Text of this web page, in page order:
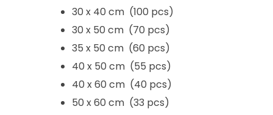
30 x 40 cm (100 pcs)
30 x 50 cm (70 pcs)
35 x 50 cm (60 pcs)
40 x 50 cm (55 pcs)
40 x 60 cm (40 pcs)
50 x 60 cm (33 pcs)